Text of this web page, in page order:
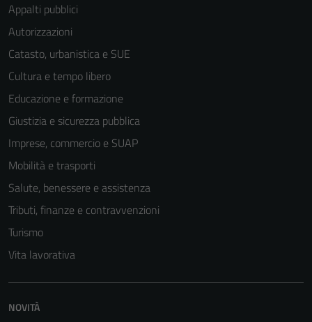
Appalti pubblici
Autorizzazioni
Catasto, urbanistica e SUE
Cultura e tempo libero
Educazione e formazione
Giustizia e sicurezza pubblica
Imprese, commercio e SUAP
Mobilità e trasporti
Salute, benessere e assistenza
Tributi, finanze e contravvenzioni
Turismo
Vita lavorativa
NOVITÀ